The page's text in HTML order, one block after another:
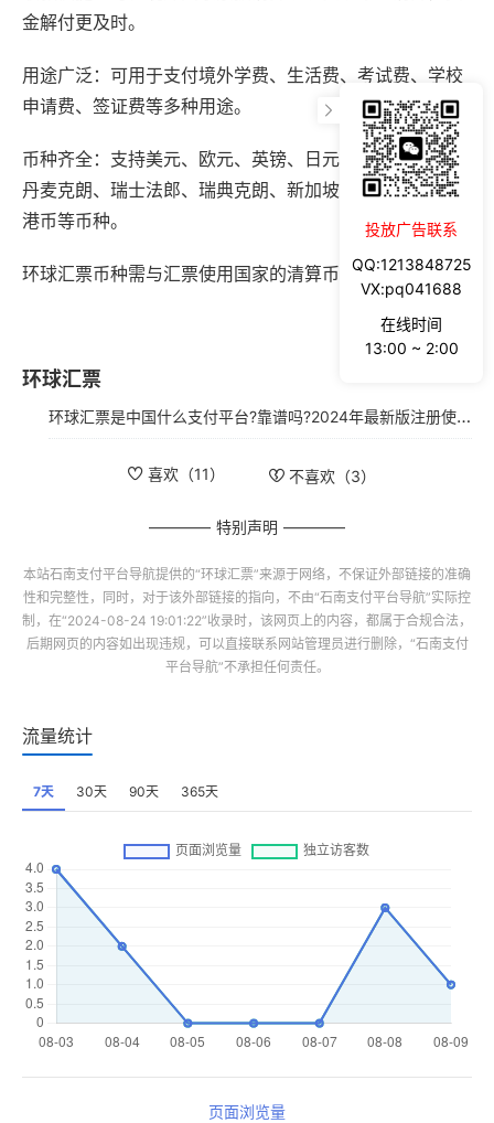
金解付更及时。
用途广泛：可用于支付境外学费、生活费、考试费、学校
申请费、签证费等多种用途。
币种齐全：支持美元、欧元、英镑、日元、澳大利亚元、
丹麦克朗、瑞士法郎、瑞典克朗、新加坡元、加拿大元、
港币等币种。
环球汇票币种需与汇票使用国家的清算币种一致。
环球汇票
环球汇票是中国什么支付平台?靠谱吗?2024年最新版注册使用指南
喜欢（11） 不喜欢（3）
特别声明
本站石南支付平台导航提供的“环球汇票”来源于网络，不保证外部链接的准确
性和完整性，同时，对于该外部链接的指向，不由“石南支付平台导航”实际控
制，在“2024-08-24 19:01:22”收录时，该网页上的内容，都属于合规合法，
后期网页的内容如出现违规，可以直接联系网站管理员进行删除，“石南支付
平台导航”不承担任何责任。
流量统计
7天 30天 90天 365天
页面浏览量
投放广告联系
QQ:1213848725
VX:pq041688
在线时间
13:00 ~ 2:00